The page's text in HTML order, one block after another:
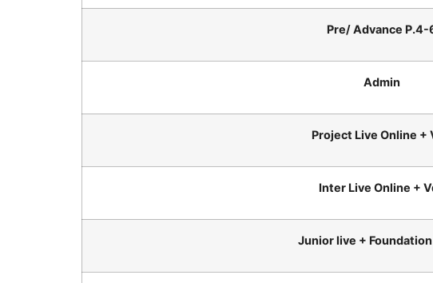
Pre/ Advance P.4-
Admin
Project Live Online +
Inter Live Online +
Junior live +